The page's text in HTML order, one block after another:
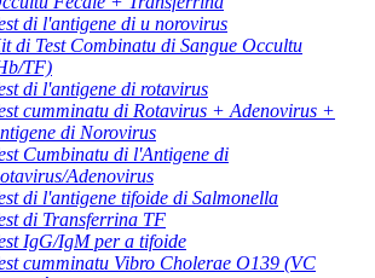
di l'antigene di u norovirus
di Test Combinatu di Sangue Occultu
TF)
di l'antigene di rotavirus
cumminatu di Rotavirus + Adenovirus +
di Norovirus
Cumbinatu di l'Antigene di
Adenovirus
di l'antigene tifoide di Salmonella
di Transferrina TF
IgG/IgM per a tifoide
cumminatu Vibro Cholerae O139 (VC